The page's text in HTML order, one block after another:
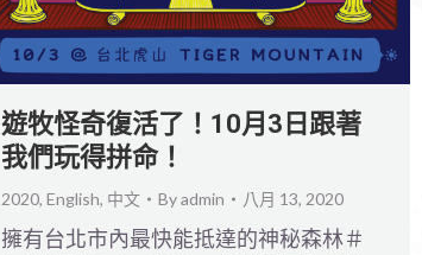
遊牧怪奇復活了！10月3日跟著
我們玩得拼命！
2020, English, 中文 Byadmin 八月 13, 2020
擁有台北市內最快能抵達的神秘森林＃